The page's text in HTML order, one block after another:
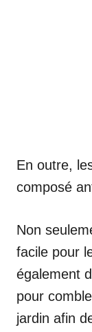
En outre,
composé
Non
facile pour
également
pour
jardin afin